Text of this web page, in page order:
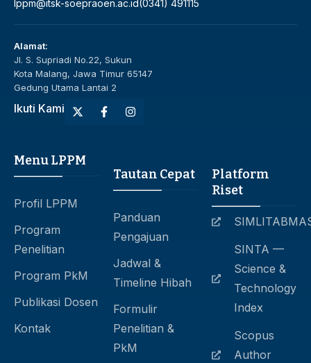
lppm@itsk-soepraoen.ac.id(0341) 491115
Alamat:
Jl. S. Supriadi No.22, Sukun
Kota Malang, Jawa Timur 65147
Gedung Utama Lantai 2
Ikuti Kami
Menu LPPM
Profil LPPM
Program
Penelitian
Program PkM
Publikasi Dosen
Kontak
Tautan Cepat
Panduan
Pengajuan
Jadwal &
Timeline Hibah
Formulir
Penelitian &
PkM
Platform
Riset
SINTA —
Science &
Technology
Index
Scopus
Author